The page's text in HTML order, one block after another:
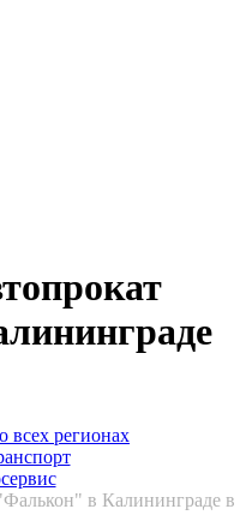
всех регионах
в Калининграде в